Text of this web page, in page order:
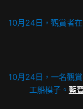
10月24日，觀賞者
10月24日，一名觀
工船模子。 藍